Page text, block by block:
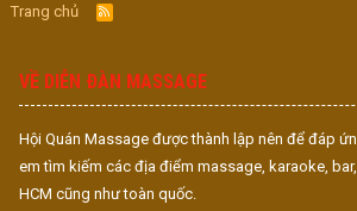
Trang chủ
R
S
VỀ DIỄN ĐÀN MASSAGE
Hội Quán Massage được thành lập nên để đáp
em tìm kiếm các địa điểm massage, karaoke,
HCM cũng như toàn quốc.